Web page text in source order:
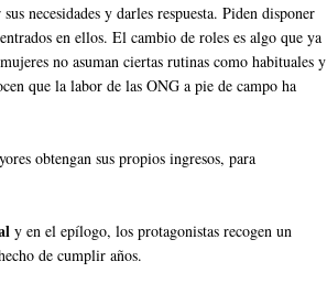
necesidades y darles respuesta. Piden disponer
en ellos. El cambio de roles es algo que ya
no asuman ciertas rutinas como habituales y
que la labor de las ONG a pie de campo ha
obtengan sus propios ingresos, para
y en el epílogo, los protagonistas recogen un
de cumplir años.